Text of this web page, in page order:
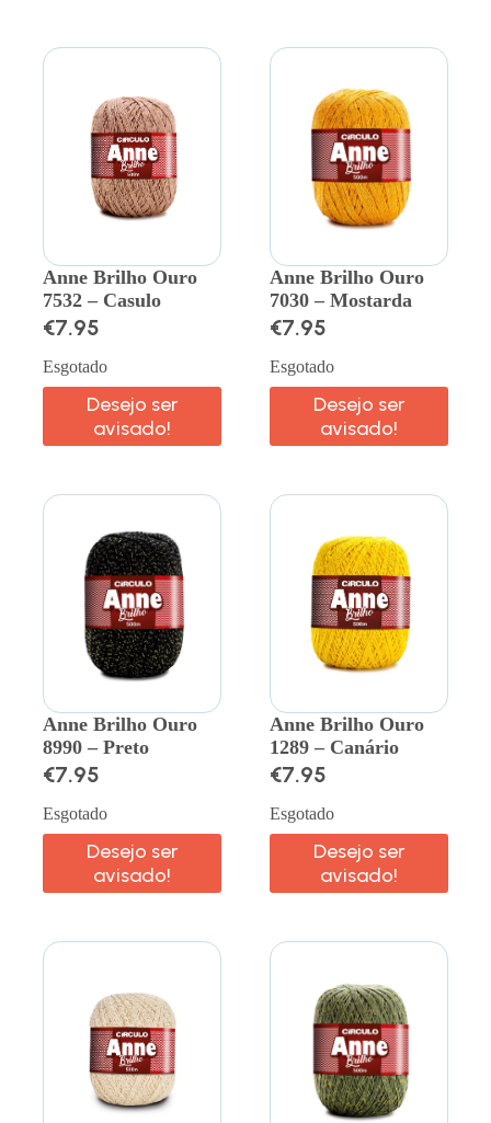
Anne Brilho Ouro
7532 – Casulo
€7.95
Esgotado
Desejo ser
avisado!
Anne Brilho Ouro
7030 – Mostarda
€7.95
Esgotado
Desejo ser
avisado!
Anne Brilho Ouro
8990 – Preto
€7.95
Esgotado
Desejo ser
avisado!
Anne Brilho Ouro
1289 – Canário
€7.95
Esgotado
Desejo ser
avisado!